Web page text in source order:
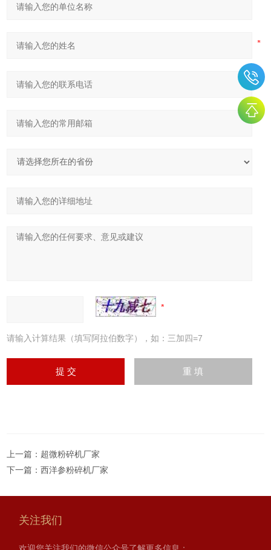
请输入计算结果（填写阿拉伯数字），如：三加四=7
上一篇： 超微粉碎机厂家
下一篇：西洋参粉碎机厂家
关注我们